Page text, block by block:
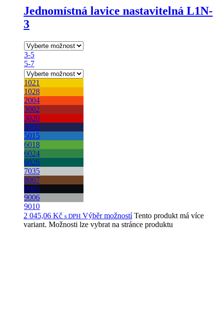
Jednomístná lavice nastavitelná L1N-
3
3-5
5-7
1021
1028
2004
3002
3020
5002
5015
6018
6024
6026
7035
8007
9005
9006
9010
2 045,06 Kč s DPH Výběr možností Tento produkt má více
variant. Možnosti lze vybrat na stránce produktu